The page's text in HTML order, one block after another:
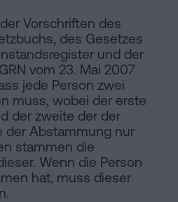
Vorschriften des
des Gesetzes
und der
vom 23. Mai 2007
jede Person zwei
muss, wobei der erste
der zweite der der
der Abstammung nur
stammen die
Wenn die Person
hat, muss dieser